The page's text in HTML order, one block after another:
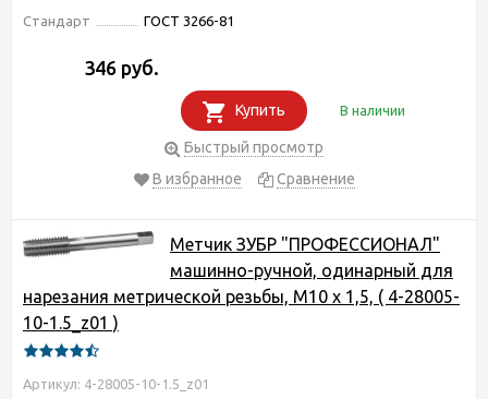
Стандарт ГОСТ 3266-81
346 руб.
Купить В наличии
Быстрый просмотр
В избранное
Сравнение
Метчик ЗУБР "ПРОФЕССИОНАЛ"
машинно-ручной, одинарный для
нарезания метрической резьбы, М10 x 1,5, ( 4-28005-
10-1.5_z01 )
Артикул: 4-28005-10-1.5_z01